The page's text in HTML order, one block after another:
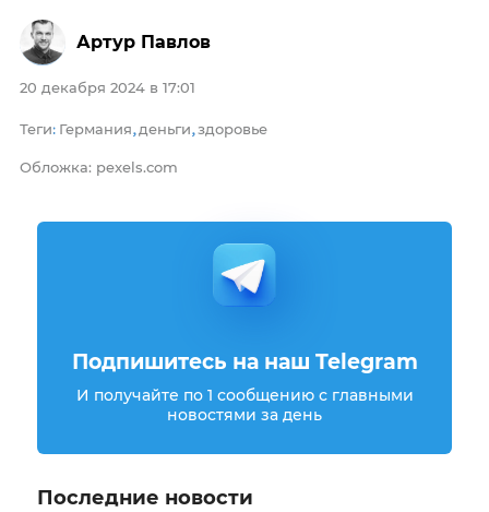
20 декабря 2024 в 17:01
Теги: Германия, деньги,здоровье
Обложка: pexels.com
Артур Павлов
Подпишитесь на наш Telegram
И получайте по 1 сообщению с главными
новостями за день
Последние новости